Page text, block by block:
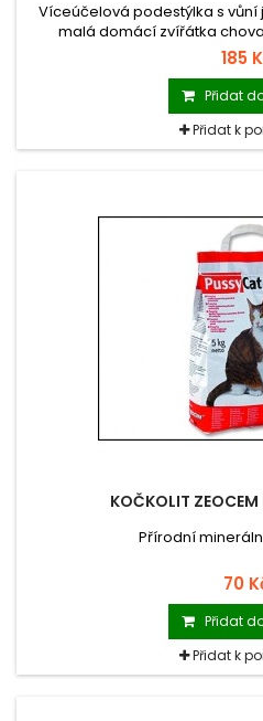
Víceúčelová podestýlka s
malá domácí zvířátka
185
Přidat
Přidat k
KOČKOLIT
Přírodní
70
Přidat
Přidat k